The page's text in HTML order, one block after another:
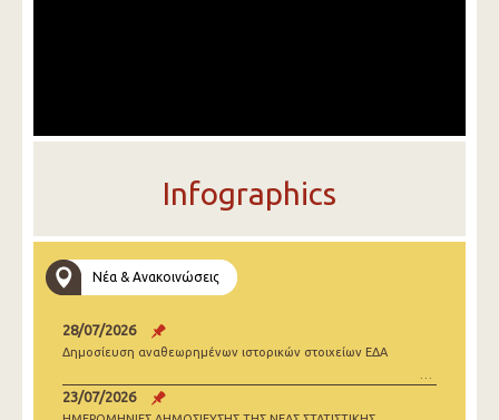
Infographics
Νέα & Ανακοινώσεις
28/07/2026
Δημοσίευση αναθεωρημένων ιστορικών στοιχείων ΕΔΑ
23/07/2026